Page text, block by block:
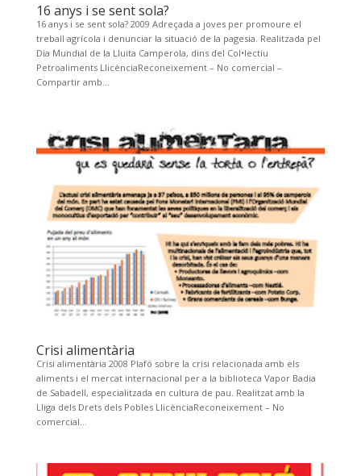
16 anys i se sent sola?
16 anys i se sent sola? 2009 Adreçada a joves per promoure el
treball agrícola i denunciar la situació de la pagesia. Realitzada pel
Dia Mundial de la Lluita Camperola, dins del Col•lectiu
Petroaliments LlicènciaReconeixement – No comercial –
Compartir amb...
Crisi alimentària
Crisi alimentària 2008 Plafó sobre la crisi relacionada amb els
aliments i el mercat internacional per a la biblioteca Vapor Badia
de Sabadell, especialitzada en cultura de pau. Realitzat amb la
Lliga dels Drets dels Pobles LlicènciaReconeixement – No
comercial...